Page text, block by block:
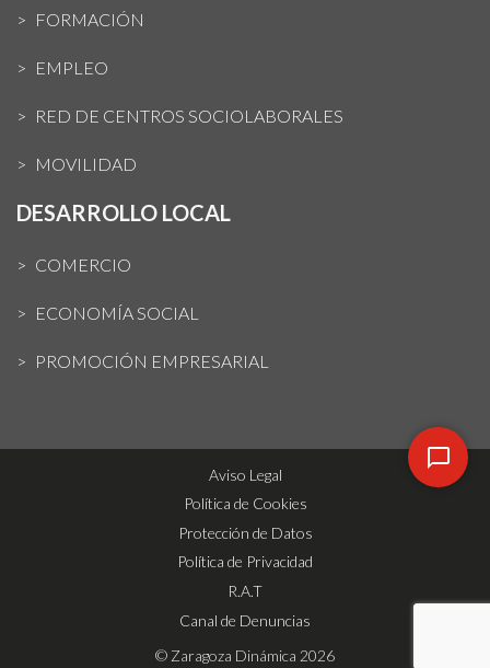
FORMACIÓN
EMPLEO
RED DE CENTROS SOCIOLABORALES
MOVILIDAD
DESARROLLO LOCAL
COMERCIO
ECONOMÍA SOCIAL
PROMOCIÓN EMPRESARIAL
Aviso Legal
Política de Cookies
Protección de Datos
Política de Privacidad
R.A.T
Canal de Denuncias
© Zaragoza Dinámica 2026